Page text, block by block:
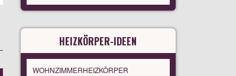
HEIZKÖRPER-IDEEN
WOHNZIMMERHEIZKÖRPER